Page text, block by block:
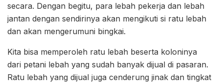
secara. Dengan begitu, para lebah pekerja dan lebah
jantan dengan sendirinya akan mengikuti si ratu lebah
dan akan mengerumuni bingkai.
Kita bisa memperoleh ratu lebah beserta koloninya
dari petani lebah yang sudah banyak dijual di pasaran.
Ratu lebah yang dijual juga cenderung jinak dan tingkat